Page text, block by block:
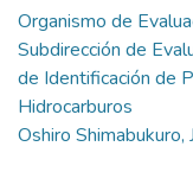
Organismo de
Subdirección de
de Identificación de
Hidrocarburos
Oshiro Shimabukuro,